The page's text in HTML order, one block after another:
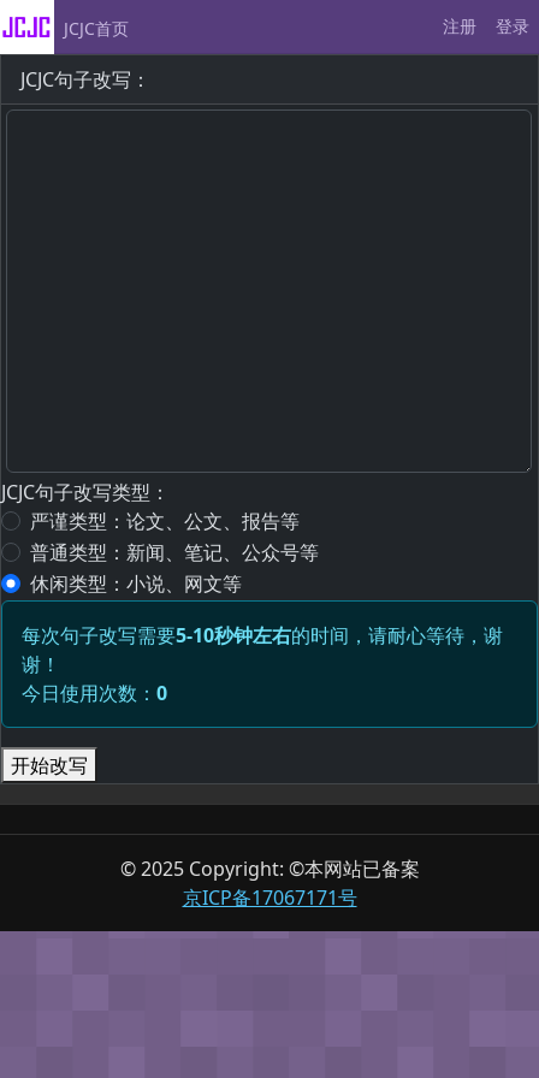
JCJC首页 注册 登录
JCJC句子改写：
JCJC句子改写类型：
严谨类型：论文、公文、报告等
普通类型：新闻、笔记、公众号等
休闲类型：小说、网文等
每次句子改写需要5-10秒钟左右的时间，请耐心等待，谢
谢！
今日使用次数： 0
开始改写
© 2025 Copyright: ©本网站已备案
京ICP备17067171号